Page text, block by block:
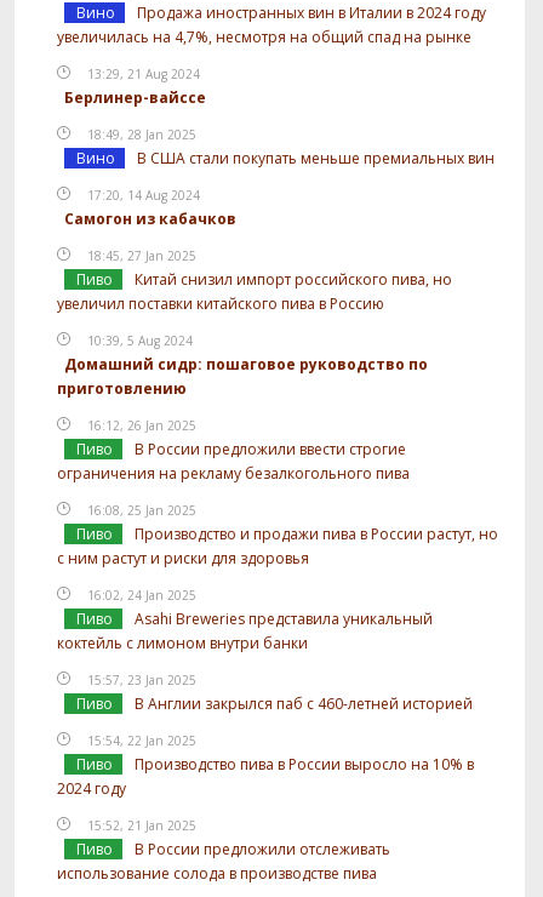
Вино
Продажа иностранных вин в Италии в 2024 году
увеличилась на 4,7%, несмотря на общий спад на рынке
13:29, 21 Aug 2024
Берлинер-вайссе
18:49, 28 Jan 2025
Вино В США стали покупать меньше премиальных вин
17:20, 14 Aug 2024
Самогон из кабачков
18:45, 27 Jan 2025
Пиво
Китай снизил импорт российского пива, но
увеличил поставки китайского пива в Россию
10:39, 5 Aug 2024
Домашний сидр: пошаговое руководство по
приготовлению
16:12, 26 Jan 2025
Пиво
В России предложили ввести строгие
ограничения на рекламу безалкогольного пива
16:08, 25 Jan 2025
Пиво
Производство и продажи пива в России растут, но
с ним растут и риски для здоровья
16:02, 24 Jan 2025
Пиво
Asahi Breweries представила уникальный
коктейль с лимоном внутри банки
15:57, 23 Jan 2025
Пиво В Англии закрылся паб с 460-летней историей
15:54, 22 Jan 2025
Пиво
Производство пива в России выросло на 10% в
2024 году
15:52, 21 Jan 2025
Пиво
В России предложили отслеживать
использование солода в производстве пива